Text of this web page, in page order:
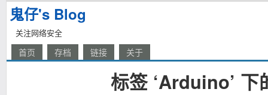
鬼仔's Blog
关注网络安全
首页 存档 链接 关于
标签 ‘Arduino’ 下